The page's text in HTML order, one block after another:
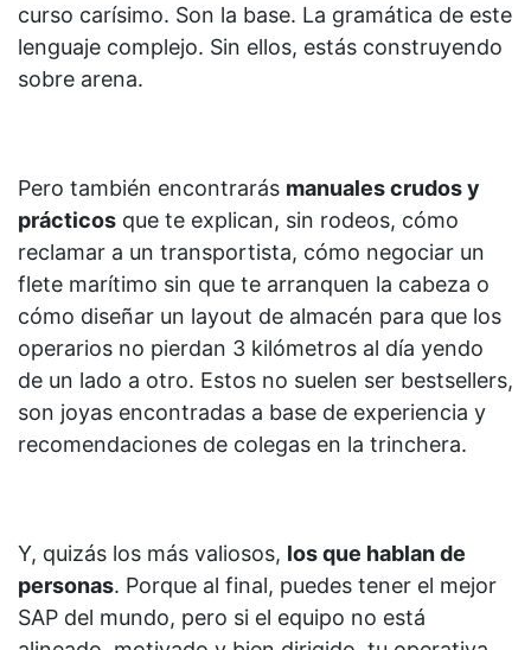
curso carísimo. Son la base. La gramática de este
lenguaje complejo. Sin ellos, estás construyendo
sobre arena.
Pero también encontrarás manuales crudos y
prácticos que te explican, sin rodeos, cómo
reclamar a un transportista, cómo negociar un
flete marítimo sin que te arranquen la cabeza o
cómo diseñar un layout de almacén para que los
operarios no pierdan 3 kilómetros al día yendo
de un lado a otro. Estos no suelen ser bestsellers,
son joyas encontradas a base de experiencia y
recomendaciones de colegas en la trinchera.
Y, quizás los más valiosos, los que hablan de
personas. Porque al final, puedes tener el mejor
SAP del mundo, pero si el equipo no está